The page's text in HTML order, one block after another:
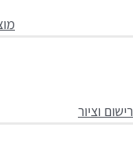
רישום וציור